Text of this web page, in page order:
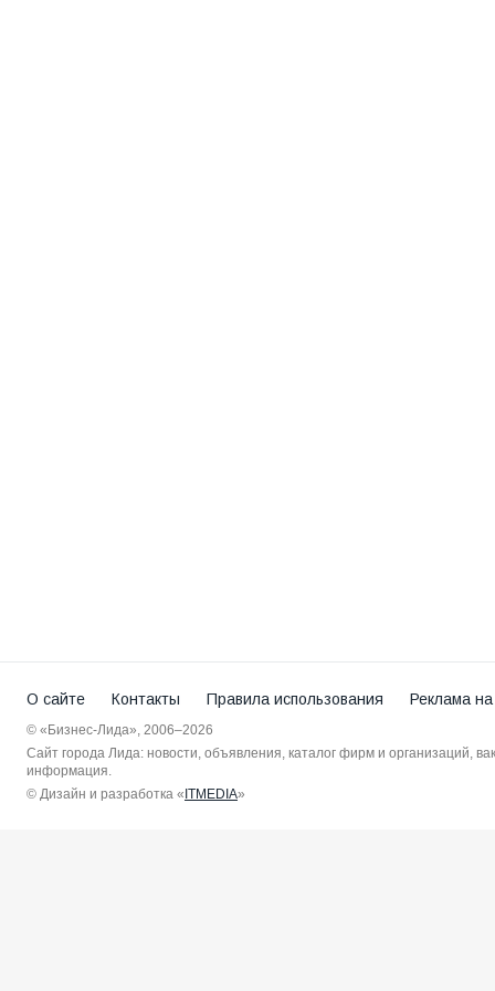
О сайте Контакты Правила использования Реклама
© «Бизнес-Лида», 2006–2026
Сайт города Лида: новости, объявления, каталог фирм и организаций,
информация.
© Дизайн и разработка «ITMEDIA»